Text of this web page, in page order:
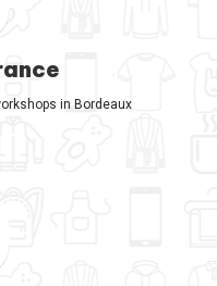
in Bordeaux